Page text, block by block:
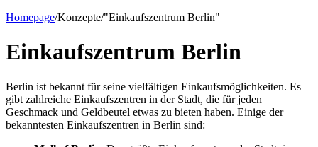
Homepage/Konzepte/"Einkaufszentrum Berlin"
Einkaufszentrum Berlin
Berlin ist bekannt für seine vielfältigen Einkaufsmöglichkeiten. Es
gibt zahlreiche Einkaufszentren in der Stadt, die für jeden
Geschmack und Geldbeutel etwas zu bieten haben. Einige der
bekanntesten Einkaufszentren in Berlin sind: